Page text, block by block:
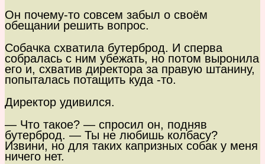
Он почему-то совсем забыл о своём
обещании решить вопрос.
Собачка схватила бутерброд. И сперва
собралась с ним убежать, но потом выронила
его и, схватив директора за правую штанину,
попыталась потащить куда -то.
Директор удивился.
— Что такое? — спросил он, подняв
бутерброд. — Ты не любишь колбасу?
Извини, но для таких капризных собак у меня
ничего нет.